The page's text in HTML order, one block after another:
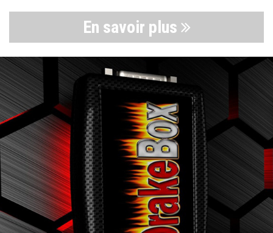
En savoir plus